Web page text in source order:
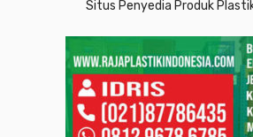
Situs Penyedia Produk